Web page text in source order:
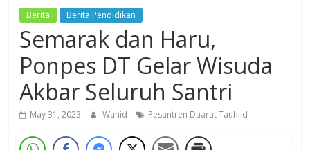
Berita Berita Pendidikan
Semarak dan Haru,
Ponpes DT Gelar Wisuda
Akbar Seluruh Santri
May 31, 2023 Wahid Pesantren Daarut Tauhiid